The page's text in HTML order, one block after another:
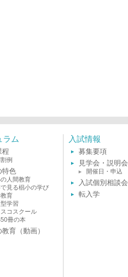
ラム
程
例
特色
人間教育
見る椙小の学び
育
学習
コスクール
冊の本
育（動画）
入試情報
募集要項
見学会・説明会
開催日・申込
入試個別相談会
転入学